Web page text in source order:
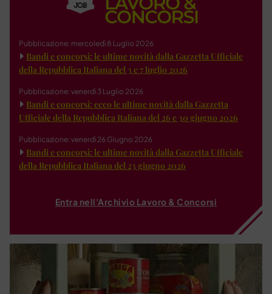
Pubblicazione: mercoledì 8 Luglio 2026
Bandi e concorsi: le ultime novità dalla Gazzetta Ufficiale
della Repubblica Italiana del 3 e 7 luglio 2026
Pubblicazione: venerdì 3 Luglio 2026
Bandi e concorsi: ecco le ultime novità dalla Gazzetta
Ufficiale della Repubblica Italiana del 26 e 30 giugno 2026
Pubblicazione: venerdì 26 Giugno 2026
Bandi e concorsi: le ultime novità dalla Gazzetta Ufficiale
della Repubblica Italiana del 23 giugno 2026
Entra nell'Archivio Lavoro & Concorsi